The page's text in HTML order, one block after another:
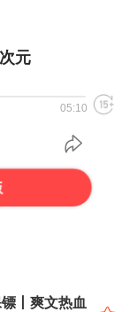
元
05:10
丨爽文热血